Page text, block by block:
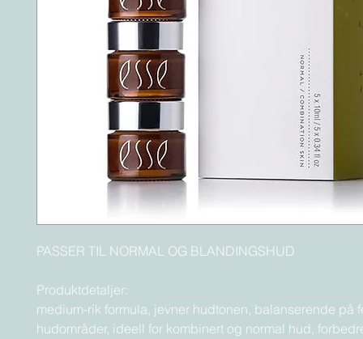
PASSER TIL NORMAL OG BLANDINGSHUD
Produktdetaljer:
medium-rik formula, jevner hudtonen, balanserende på
hudområder, ideell for kombinert og normal hud,